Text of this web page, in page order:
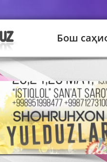
Бош